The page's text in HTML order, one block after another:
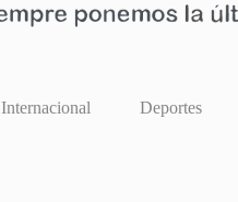
Internacional Deportes